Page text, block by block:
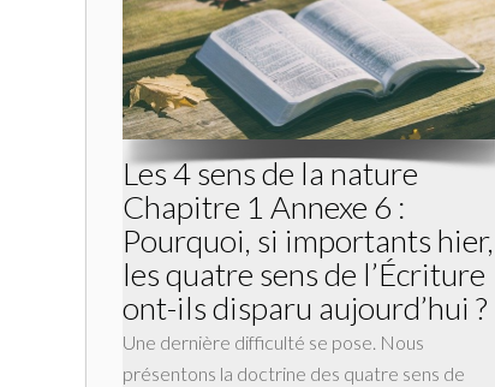
Les 4 sens de la nature
Chapitre 1 Annexe 6 :
Pourquoi, si importants hier,
les quatre sens de l’Écriture
ont-ils disparu aujourd’hui ?
Une dernière difficulté se pose. Nous
présentons la doctrine des quatre sens de